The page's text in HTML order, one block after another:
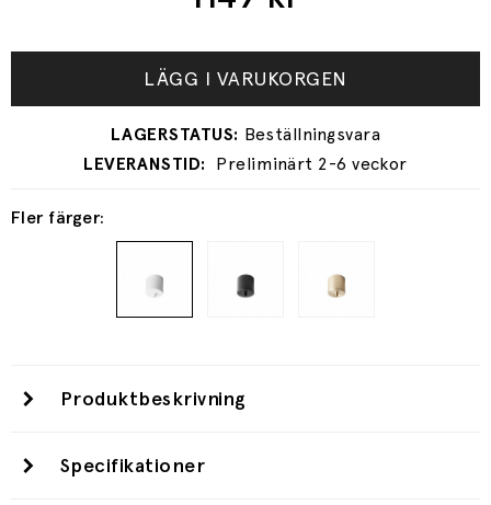
Fler färger:
LÄGG I VARUKORGEN
Preliminärt 2-6 veckor
Produktbeskrivning
Specifikationer